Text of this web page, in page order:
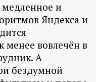
и
Яндекса и
менее вовлечён в
А
бездумной